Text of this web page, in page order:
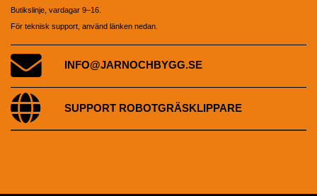
Butikslinje, vardagar 9–16.
För teknisk support, använd länken nedan.
INFO@JARNOCHBYGG.SE
SUPPORT ROBOTGRÄSKLIPPARE